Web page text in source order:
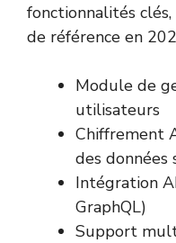
fonctionnalités
de référence en
Module de
utilisateurs
Chiffrement
des données
Intégration
GraphQL)
Support